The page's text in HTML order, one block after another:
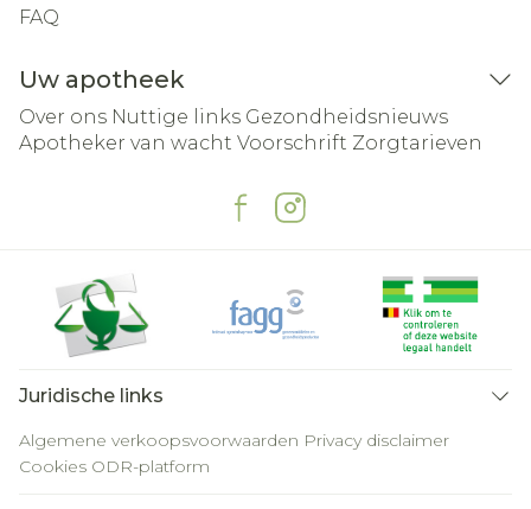
FAQ
Uw apotheek
Over ons Nuttige links Gezondheidsnieuws
Apotheker van wacht Voorschrift Zorgtarieven
Juridische links
Algemene verkoopsvoorwaarden Privacy disclaimer
Cookies ODR-platform